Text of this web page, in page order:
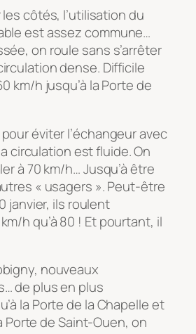
côtés, l’utilisation du
est assez commune…
on roule sans s’arrêter
dense. Difficile
km/h jusqu’à la Porte de
éviter l’échangeur avec
circulation est fluide. On
à 70 km/h… Jusqu’à être
« usagers ». Peut-être
janvier, ils roulent
h qu’à 80 ! Et pourtant, il
nouveaux
de plus en plus
la Porte de la Chapelle et
Porte de Saint-Ouen, on